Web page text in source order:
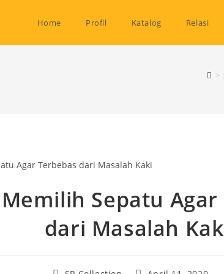
Home Profil Katalog Relasi
>
Sepatu Agar
dari Masalah